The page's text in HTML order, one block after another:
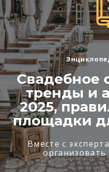
Свадебное
тренды и
2025,
площадки
Вместе с